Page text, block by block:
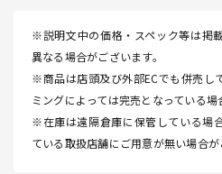
※説明文中の価格・スペック等は掲
異なる場合がございます。
※商品は店頭及び外部ECでも併売し
ミングによっては完売となっている場
※在庫は遠隔倉庫に保管している場
ている取扱店舗にご用意が無い場合が